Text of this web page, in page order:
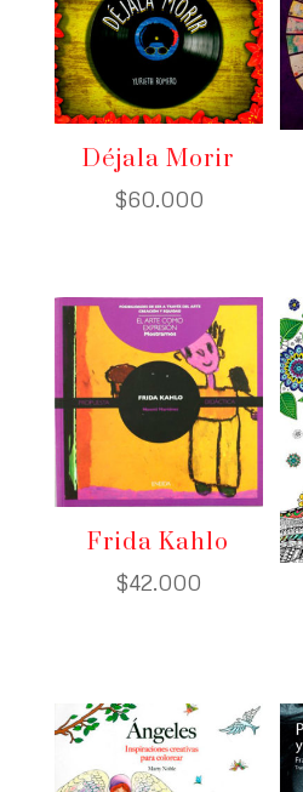
Déjala Morir
$60.000
Frida Kahlo
$42.000